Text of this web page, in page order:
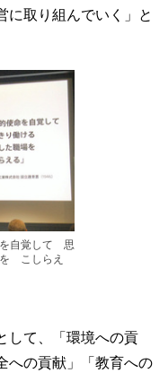
に取り組んでいく」と
自覚して 思
こしらえ
して、「環境への貢
への貢献」「教育への